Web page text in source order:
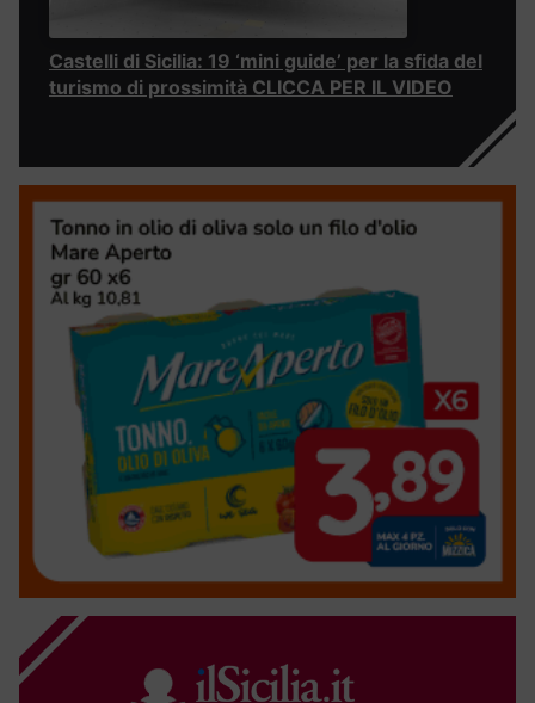
Castelli di Sicilia: 19 ‘mini guide’ per la sfida del
turismo di prossimità CLICCA PER IL VIDEO